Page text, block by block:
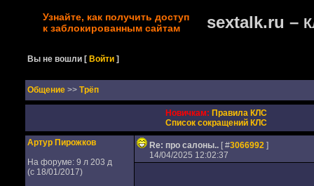
Узнайте, как получить доступ
к заблокированным сайтам
sextalk.ru –
Вы не вошли [Войти ]
Oбщение >> Трёп
Новичкам: Правила КЛС
Список сокращений КЛС
Артур Пирожков
На форуме: 9 л 203 д
(с 18/01/2017)
Re: про салоны.. [ #3066992]
14/04/2025 12:02:37